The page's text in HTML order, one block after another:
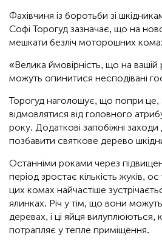
Фахівчиня із боротьби зі
Софі Торогуд зазначає, що на
мешкати безліч моторошних
«Велика ймовірність, що на вашій
можуть опинитися несподівані
Торогуд наголошує, що попри це,
відмовлятися від головного
року. Додаткові запобіжні
позбавити святкове дерево
Останніми роками через
період зростає кількість жуків,
цих комах найчастіше
ялинках. Річ у тім, що вони
деревах, і ці яйця вилуплюються,
потрапляє у тепле приміщення.